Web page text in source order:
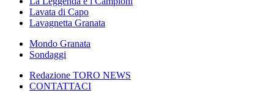
Lavata di Capo
Lavagnetta Granata
Mondo Granata
Sondaggi
Redazione TORO NEWS
CONTATTACI